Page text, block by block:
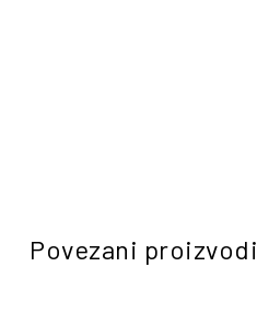
Povezani proizvodi